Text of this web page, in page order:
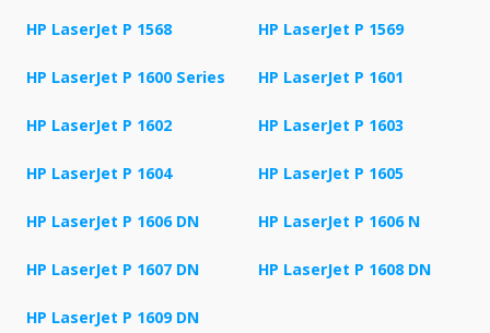
HP LaserJet P 1568 HP LaserJet P 1569
HP LaserJet P 1600 Series HP LaserJet P 1601
HP LaserJet P 1602 HP LaserJet P 1603
HP LaserJet P 1604 HP LaserJet P 1605
HP LaserJet P 1606 DN HP LaserJet P 1606 N
HP LaserJet P 1607 DN HP LaserJet P 1608 DN
HP LaserJet P 1609 DN